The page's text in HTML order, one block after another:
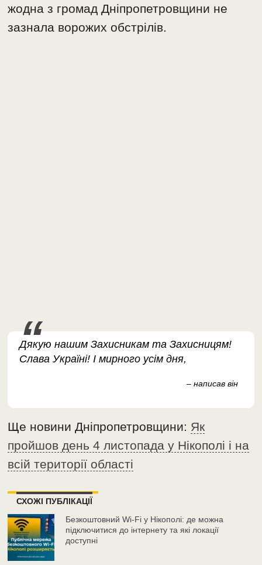
жодна з громад Дніпропетровщини не
зазнала ворожих обстрілів.
Дякую нашим Захисникам та Захисницям!
Слава Україні! І мирного усім дня,
– написав він
Ще новини Дніпропетровщини: Як
пройшов день 4 листопада у Нікополі і на
всій території області
СХОЖІ ПУБЛІКАЦІЇ
Безкоштовний Wi-Fi у Нікополі: де можна
підключитися до інтернету та які локації
доступні